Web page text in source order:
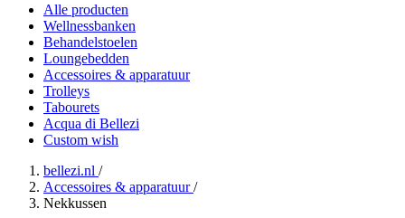
Alle producten
Wellnessbanken
Behandelstoelen
Loungebedden
Accessoires & apparatuur
Trolleys
Tabourets
Acqua di Bellezi
Custom wish
bellezi.nl /
Accessoires & apparatuur/
Nekkussen